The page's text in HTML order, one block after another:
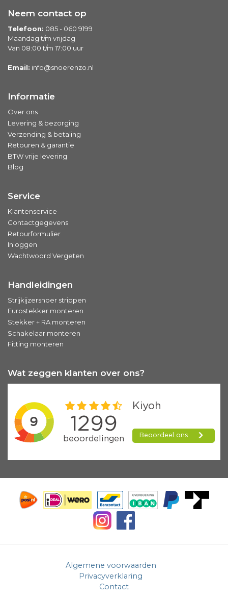
Neem contact op
Telefoon: 085 - 060 9199
Maandag t/m vrijdag
Van 08:00 t/m 17:00 uur
Email: info@snoerenzo.nl
Informatie
Over ons
Levering & bezorging
Verzending & betaling
Retouren & garantie
BTW vrije levering
Blog
Service
Klantenservice
Contactgegevens
Retourformulier
Inloggen
Wachtwoord Vergeten
Handleidingen
Strijkijzersnoer strippen
Eurostekker monteren
Stekker + RA monteren
Schakelaar monteren
Fitting monteren
Wat zeggen klanten over ons?
Algemene voorwaarden
Privacyverklaring
Contact